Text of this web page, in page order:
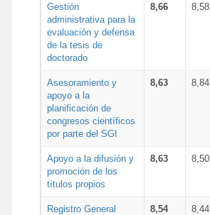
Gestión
administrativa para la
evaluación y defensa
de la tesis de
doctorado
8,66 8,58
Asesoramiento y
apoyo a la
planificación de
congresos científicos
por parte del SGI
8,63 8,84
Apoyo a la difusión y
promoción de los
títulos propios
8,63 8,50
Registro General 8,54 8,44